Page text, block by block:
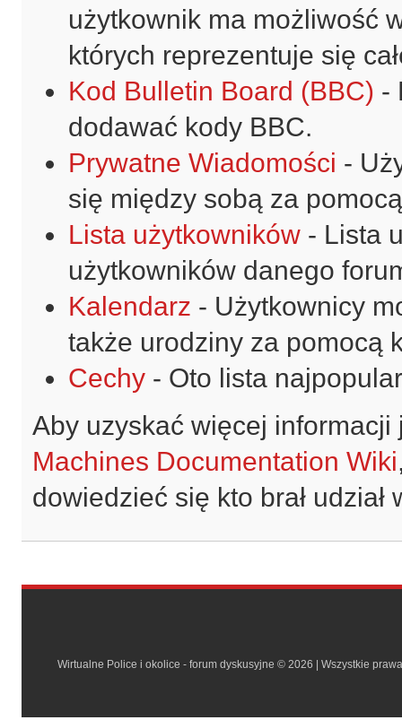
użytkownik ma możliwość
których reprezentuje się
Kod Bulletin Board (BBC) -
dodawać kody BBC.
Prywatne Wiadomości -
się między sobą za
Lista użytkowników - Lista
użytkowników danego
Kalendarz - Użytkownicy
także urodziny za pomocą
Cechy - Oto lista
Aby uzyskać więcej
Machines Documentation Wiki
dowiedzieć się kto brał udział
Wirtualne Police i okolice - forum dyskusyjne © 2026 | Wszystkie